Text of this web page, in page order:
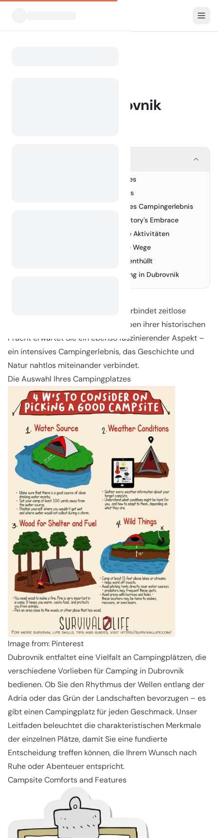
Camping in Dubrovnik
Die Auswahl Ihres Campingplatzes
Campsite Comforts and Features
Wesentliches für ein reibungsloses Campingerlebnis
Creating a Campsite Amidst History's Embrace
Abendzauber und unterhaltsame Aktivitäten
Lokale Schätze und unentdeckte Wege
Dubrovniks einzigartige Vielfalt enthüllt
Häufig gestellte Fragen - Camping in Dubrovnik
Dubrovnik, die "Perle der Adria", verbindet zeitlose
Geschichte und Küstenzauber. Neben ihrer historischen
Pracht erwartet Sie ein ebenso faszinierender Aspekt –
ein intensives Campingerlebnis, das Geschichte und
Natur nahtlos miteinander verbindet.
Die Auswahl Ihres Campingplatzes
Image from: Pinterest
Dubrovnikentfaltet eine Vielfalt an Campingplätzen, die
verschiedene Vorlieben für Camping in Dubrovnik
bedienen. Ob Sie den Rhythmus der Wellen entlang der
Adria oder das Grün der Landschaften bevorzugen – es
gibt einen Campingplatz für jeden Geschmack. Unser
Leitfaden beleuchtet die charakteristischen Merkmale
der einzelnen Plätze, damit Sie eine fundierte
Entscheidung treffen können, die Ihrem Wunsch nach
Ruhe oder Abenteuer entspricht.
Campsite Comforts and Features